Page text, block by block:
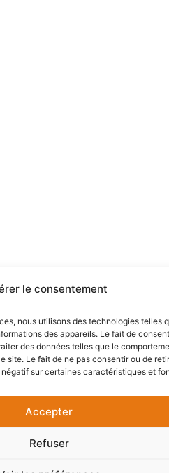
le consentement
nous utilisons des technologies telles
des appareils. Le fait de
des données telles que le
site. Le fait de ne pas consentir ou de
sur certaines caractéristiques et
Accepter
Refuser